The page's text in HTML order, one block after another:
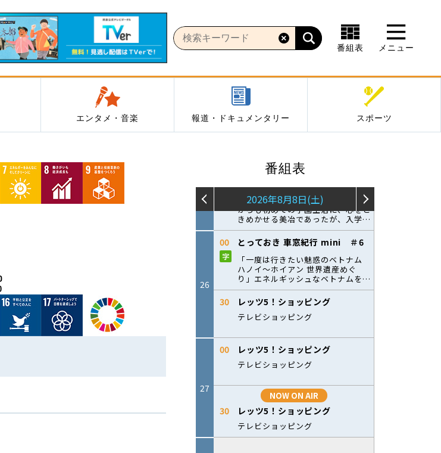
番組表 メニュー
エンタメ・音楽 報道・ドキュメンタリー スポーツ
番組表